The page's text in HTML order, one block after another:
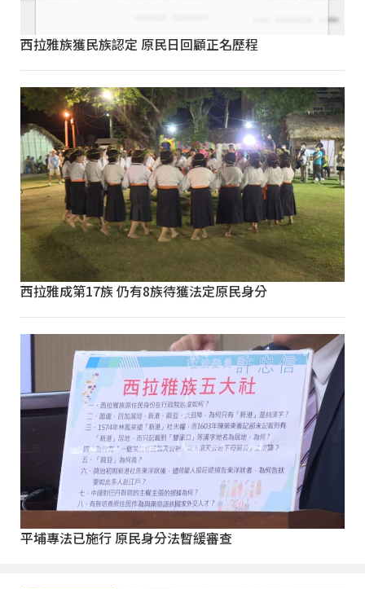
西拉雅族獲民族認定 原民日回顧正名歷程
西拉雅成第17族 仍有8族待獲法定原民身分
平埔專法已施行 原民身分法暫緩審查